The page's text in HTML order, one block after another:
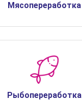
Мясопереработка
Рыбопереработка